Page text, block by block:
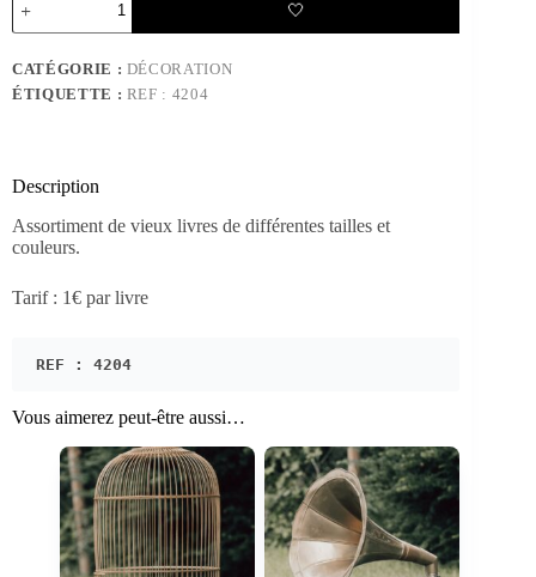
de
Livres
chinés
🤍
CATÉGORIE : DÉCORATION
ÉTIQUETTE : REF : 4204
Description
Assortiment de vieux livres de différentes tailles et
couleurs.
Tarif : 1€ par livre
REF : 4204
Vous aimerez peut-être aussi…